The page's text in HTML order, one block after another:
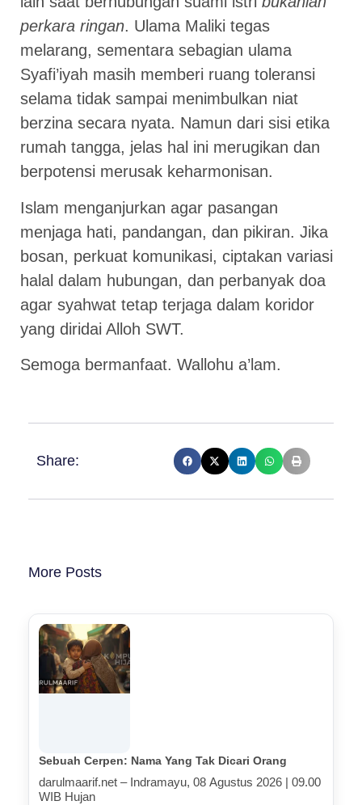
perkara ringan. Ulama Maliki tegas
melarang, sementara sebagian ulama
Syafi’iyah masih memberi ruang toleransi
selama tidak sampai menimbulkan niat
berzina secara nyata. Namun dari sisi etika
rumah tangga, jelas hal ini merugikan dan
berpotensi merusak keharmonisan.
Islam menganjurkan agar pasangan
menjaga hati, pandangan, dan pikiran. Jika
bosan, perkuat komunikasi, ciptakan variasi
halal dalam hubungan, dan perbanyak doa
agar syahwat tetap terjaga dalam koridor
yang diridai Alloh SWT.
Semoga bermanfaat. Wallohu a’lam.
Share:
More Posts
Sebuah Cerpen: Nama Yang Tak Dicari Orang
darulmaarif.net – Indramayu, 08 Agustus 2026 | 09.00
WIB Hujan